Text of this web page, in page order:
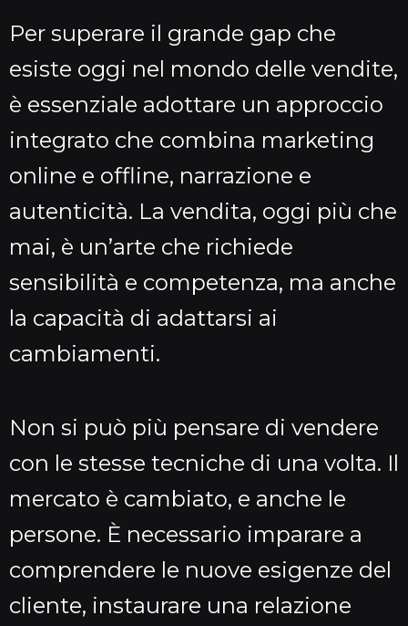
Per superare il grande gap che
esiste oggi nel mondo delle vendite,
è essenziale adottare un approccio
integrato che combina marketing
online e offline, narrazione e
autenticità. La vendita, oggi più che
mai, è un’arte che richiede
sensibilità e competenza, ma anche
la capacità di adattarsi ai
cambiamenti.
Non si può più pensare di vendere
con le stesse tecniche di una volta. Il
mercato è cambiato, e anche le
persone. È necessario imparare a
comprendere le nuove esigenze del
cliente, instaurare una relazione